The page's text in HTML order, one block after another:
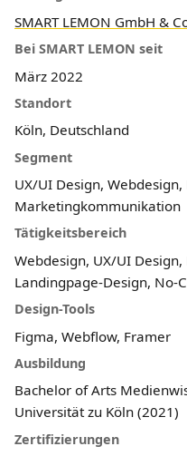
SMART LEMON GmbH &
Bei SMART LEMON seit
März 2022
Standort
Köln, Deutschland
Segment
UX/UI Design,
Marketingkommunikation
Tätigkeitsbereich
Webdesign, UX/UI
Landingpage-Design, No-
Design-Tools
Figma, Webflow, Framer
Ausbildung
Bachelor of Arts
Universität zu Köln (2021)
Zertifizierungen